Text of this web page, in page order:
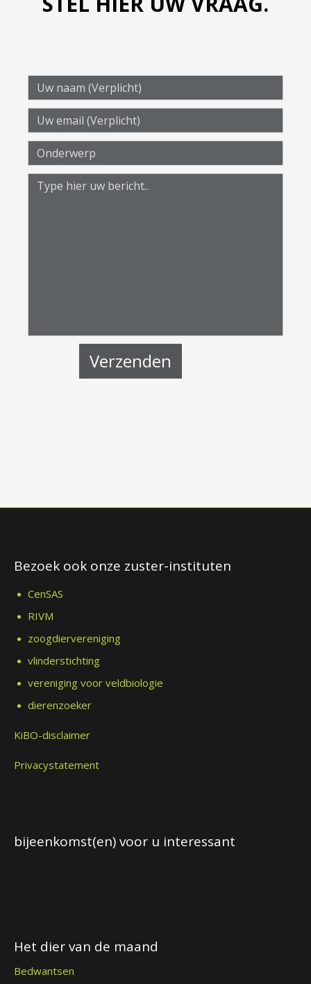
Bezoek ook onze zuster-instituten
CenSAS
RIVM
zoogdiervereniging
vlinderstichting
vereniging voor veldbiologie
dierenzoeker
KiBO-disclaimer
Privacystatement
bijeenkomst(en) voor u interessant
Het dier van de maand
Bedwantsen